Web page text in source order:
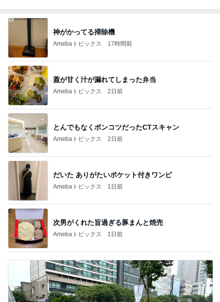
神がかってる掃除機
Amebaトピックス 17時間前
蓋が甘く汁が漏れてしまった弁当
Amebaトピックス 2日前
とんでもなくポンコツだったCTスキャン
Amebaトピックス 2日前
だいた ありがたいポケット付きワンピ
Amebaトピックス 1日前
次男がくれた旨過ぎる豚まんと焼売
Amebaトピックス 1日前